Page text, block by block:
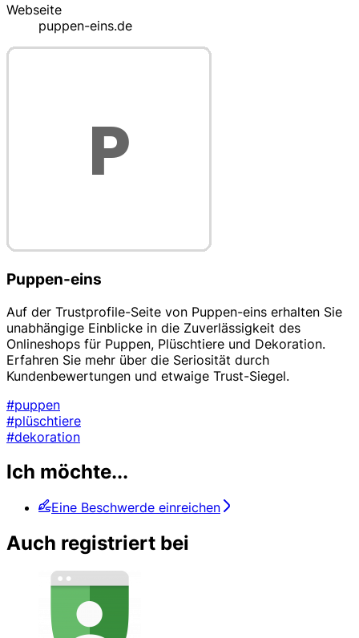
Webseite
puppen-eins.de
Puppen-eins
Auf der Trustprofile-Seite von Puppen-eins erhalten Sie
unabhängige Einblicke in die Zuverlässigkeit des
Onlineshops für Puppen, Plüschtiere und Dekoration.
Erfahren Sie mehr über die Seriosität durch
Kundenbewertungen und etwaige Trust-Siegel.
#puppen
#plüschtiere
#dekoration
Ich möchte...
Eine Beschwerde einreichen
Auch registriert bei